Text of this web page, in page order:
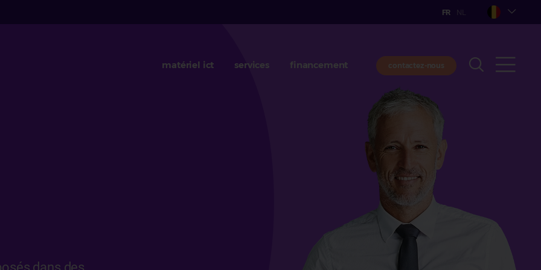
matériel ict services financement contactez-nous